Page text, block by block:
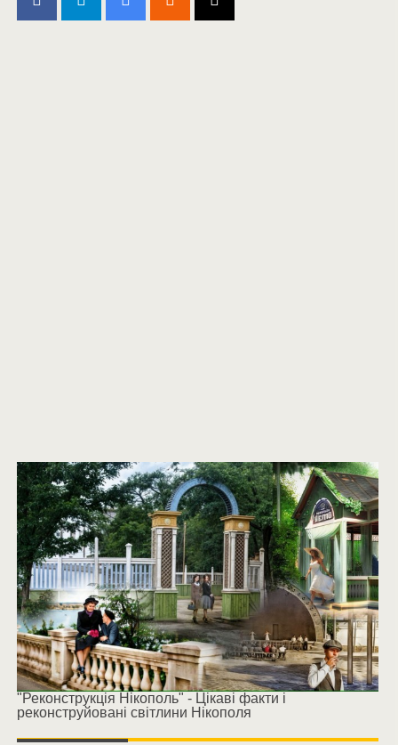
"Реконструкція Нікополь" - Цікаві факти і
реконструйовані світлини Нікополя